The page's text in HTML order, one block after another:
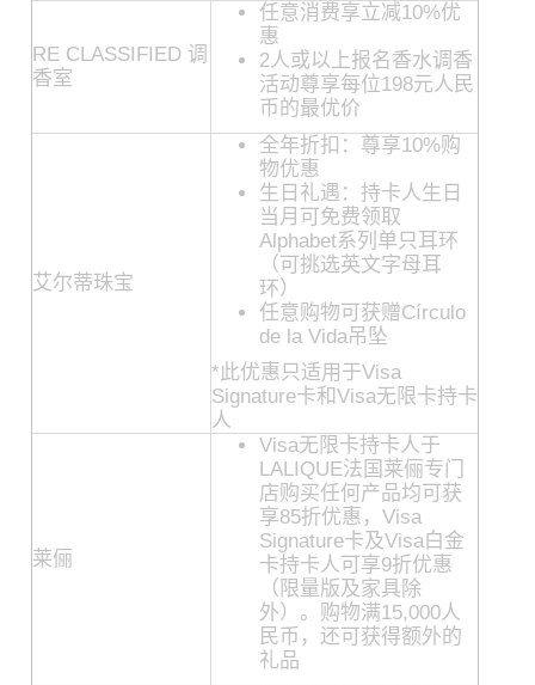
RE CLASSIFIED 调
香室
任意消费享立减10%优
惠
2人或以上报名香水调香
活动尊享每位198元人民
币的最优价
艾尔蒂珠宝
全年折扣：尊享10%购
物优惠
生日礼遇：持卡人生日
当月可免费领取
Alphabet系列单只耳环
（可挑选英文字母耳
环）
任意购物可获赠Círculo
de la Vida吊坠
*此优惠只适用于Visa
Signature卡和Visa无限卡持卡
人
莱俪
Visa无限卡持卡人于
LALIQUE法国莱俪专门
店购买任何产品均可获
享85折优惠，Visa
Signature卡及Visa白金
卡持卡人可享9折优惠
（限量版及家具除
外）。购物满15,000人
民币，还可获得额外的
礼品